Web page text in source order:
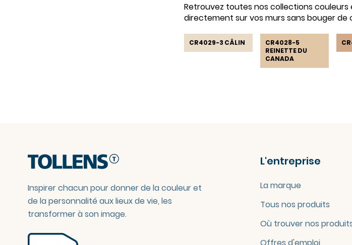
Retrouvez toutes nos collections couleurs
directement sur vos murs sans bouger de
CR4029-3 CÂLIN
CR4028-5
REINETTE DU
CANADA
Inspirer chacun pour donner de la couleur et
de la personnalité aux lieux de vie, les
transformer à son image.
L'entreprise
La marque
Tous nos produits
Où trouver nos
Offres d'emploi